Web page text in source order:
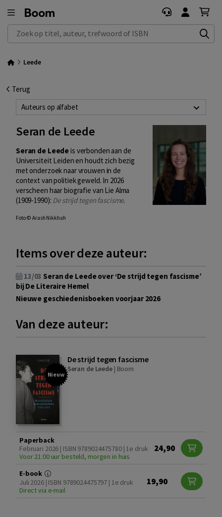
Zoek op titel, auteur, trefwoord of ISBN
Leede
Terug
Auteurs op alfabet
Seran de Leede
Seran de Leedeis verbonden aan de
Universiteit Leiden en houdt zich bezig
met onderzoek naar vrouwen in de
context van politiek geweld. In 2026
verscheen haar biografie van Lie Alma
(1909-1990): De strijd tegen fascisme.
Foto © Arash Nikkhah
Items over deze auteur:
13/03 Seran de Leede over ‘De strijd tegen fascisme’
bij De Literaire Hemel
Nieuwe geschiedenisboeken voorjaar 2026
Van deze auteur:
Nieuw
De strijd tegen fascisme
Seran de Leede| Boom
Paperback
Februari 2026 | ISBN 9789024475780 | 1e druk
Voor 21:00 uur besteld, morgen in huis
24,90
E-book
Juli 2026 | ISBN 9789024475797 | 1e druk
Direct via e-mail
19,90